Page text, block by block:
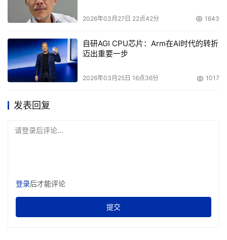
2026年03月27日 22点42分 1643
自研AGI CPU芯片：Arm在AI时代的转折
迈出重要一步
2026年03月25日 16点36分 1017
发表回复
请登录后评论...
登录后才能评论
提交